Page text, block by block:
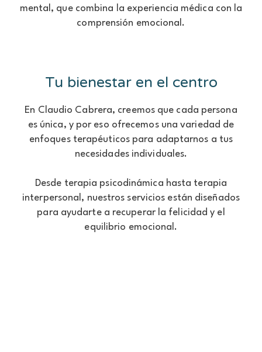
mental, que combina la experiencia médica con la
comprensión emocional.
Tu bienestar en el centro
En Claudio Cabrera, creemos que cada persona
es única, y por eso ofrecemos una variedad de
enfoques terapéuticos para adaptarnos a tus
necesidades individuales.
Desde terapia psicodinámica hasta terapia
interpersonal, nuestros servicios están diseñados
para ayudarte a recuperar la felicidad y el
equilibrio emocional.